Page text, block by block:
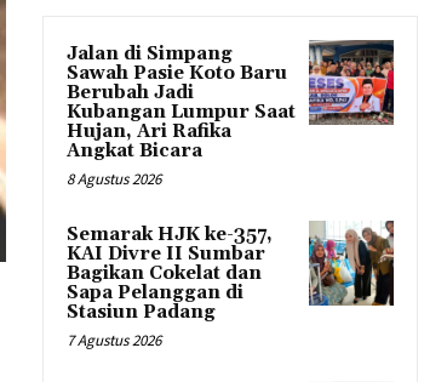
Jalan di Simpang
Sawah Pasie Koto Baru
Berubah Jadi
Kubangan Lumpur Saat
Hujan, Ari Rafika
Angkat Bicara
8 Agustus 2026
Semarak HJK ke-357,
KAI Divre II Sumbar
Bagikan Cokelat dan
Sapa Pelanggan di
Stasiun Padang
7 Agustus 2026